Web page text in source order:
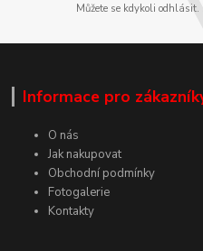
Můžete se kdykoli
Informace pro
O nás
Jak nakupovat
Obchodní podmínky
Fotogalerie
Kontakty